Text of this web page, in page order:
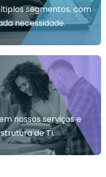
segmentos, com
necessidade.
nossos serviços e
de TI.